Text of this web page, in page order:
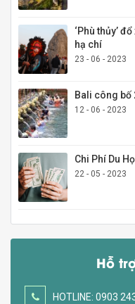
‘Phù thủy’
hạ chí
23 - 06 - 2023
Bali công bố
12 - 06 - 2023
Chi Phí Du
22 - 05 - 2023
Hỗ
HOTLINE: 0903